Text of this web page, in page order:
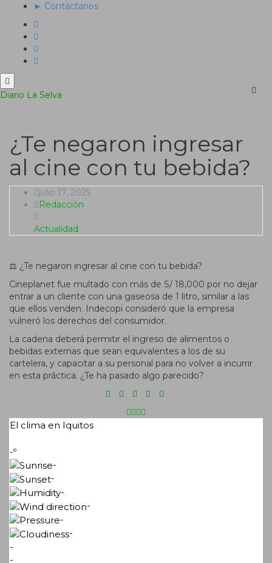
► Contáctanos
Diario La Selva
¿Te negaron ingresar
al cine con tu bebida?
julio 17, 2025
Redacción
Actualidad
⚖️ ¿Te negaron ingresar al cine con tu bebida?
Cineplanet fue multado con más de S/ 18,000 por no dejar
entrar a un cliente con una gaseosa de 1 litro, similar a las
que ellos venden. Indecopi consideró que la empresa
vulneró los derechos del consumidor.
La cadena deberá permitir el ingreso de alimentos o
bebidas externas que sean equivalentes a los de su
cartelera, y capacitar a su personal para no volver a incurrir
en esta práctica. ¿Te ha pasado algo parecido?
El clima en Iquitos
-º
-
-
-
-
-
-
-
-